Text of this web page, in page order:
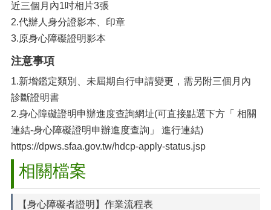
近三個月內1吋相片3張
2.代辦人身分證影本、印章
3.原身心障礙證明影本
注意事項
1.新增鑑定類別、未屆期自行申請變更，需另附三個月內
診斷證明書
2.身心障礙證明申辦進度查詢網址(可直接點選下方「 相關
連結-身心障礙證明申辦進度查詢」 進行連結)
https://dpws.sfaa.gov.tw/hdcp-apply-status.jsp
相關檔案
【身心障礙者證明】作業流程表